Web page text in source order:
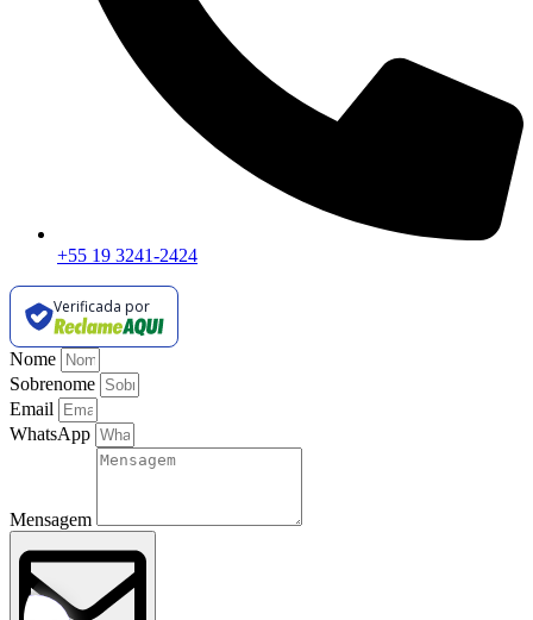
+55 19 3241-2424
Verificada por
Nome
Sobrenome
Email
WhatsApp
Mensagem